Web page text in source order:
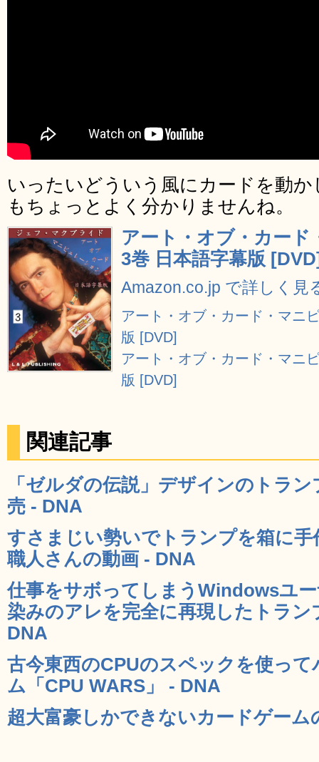
いったいどういう風にカードを動
もちょっとよく分かりませんね。
アート・オブ・カー
3巻 日本語字幕版
Amazon.co.jp で詳しく見
アート・オブ・カード・マニ
版 [DVD]
アート・オブ・カード・マニ
版 [DVD]
関連記事
「ゼルダの伝説」デザインのトラ
売 - DNA
すさまじい勢いでトランプを箱に
職人さんの動画 - DNA
仕事をサボってしまうWindowsユ
染みのアレを完全に再現したトラ
DNA
古今東西のCPUのスペックを使っ
ム「CPU WARS」 - DNA
超大富豪しかできないカードゲーム